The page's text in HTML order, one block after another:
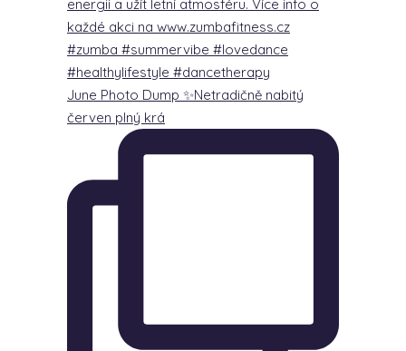
June Photo Dump ✨Netradičně nabitý
červen plný krá